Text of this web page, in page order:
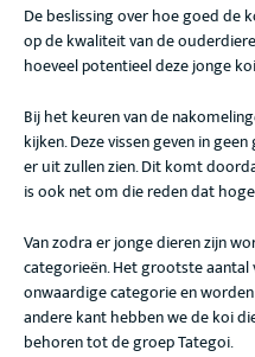
De beslissing over hoe goed de
op de kwaliteit van de
hoeveel potentieel deze jonge
Bij het keuren van de
kijken. Deze vissen geven in
er uit zullen zien. Dit komt
is ook net om die reden dat
Van zodra er jonge dieren zijn
categorieën. Het grootste aantal
onwaardige categorie en
andere kant hebben we de koi
behoren tot de groep Tategoi.